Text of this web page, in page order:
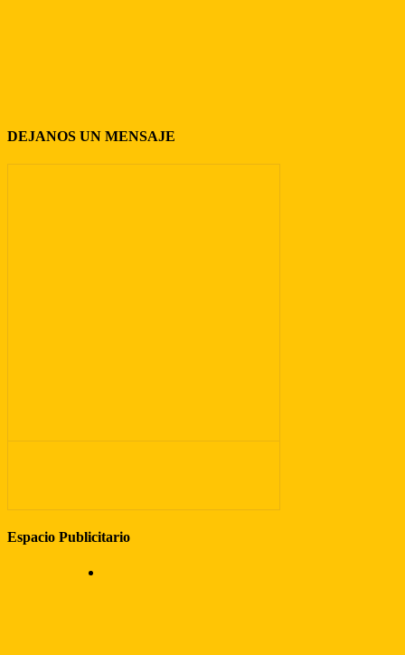
DEJANOS UN MENSAJE
Espacio Publicitario